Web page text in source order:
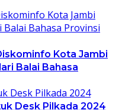
Kota Jambi
Balai Bahasa
Desk Pilkada 2024